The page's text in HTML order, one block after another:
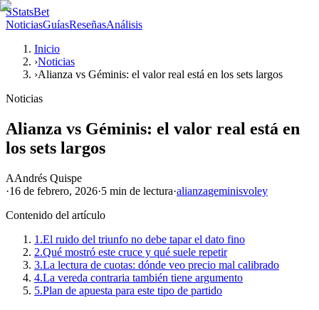
SStatsBet
NoticiasGuíasReseñasAnálisis
Inicio
›Noticias
›Alianza vs Géminis: el valor real está en los sets largos
Noticias
Alianza vs Géminis: el valor real está en
los sets largos
AAndrés Quispe
·16 de febrero, 2026·5 min de lectura·alianzageminisvoley
Contenido del artículo
1.El ruido del triunfo no debe tapar el dato fino
2.Qué mostró este cruce y qué suele repetir
3.La lectura de cuotas: dónde veo precio mal calibrado
4.La vereda contraria también tiene argumento
5.Plan de apuesta para este tipo de partido